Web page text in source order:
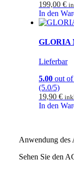
199,00 €
In den
GLORIA
Lieferbar
5.00 out
(5.0/5)
19,90 €
In den
Anwendung des
Sehen Sie den